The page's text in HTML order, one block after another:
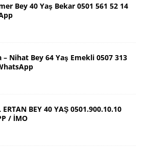
Bey 40 Yaş Bekar 0501 561 52 14
– Nihat Bey 64 Yaş Emekli 0507 313
ERTAN BEY 40 YAŞ 0501.900.10.10
/ İMO